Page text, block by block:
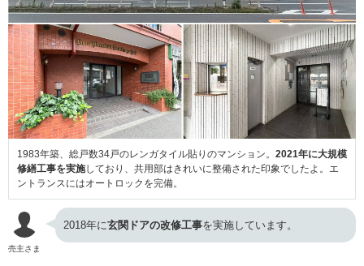
1983年築、総戸数34戸のレンガタイル貼りのマンション。 2021年に大規模
修繕工事を実施しており、共用部はきれいに整備された印象でしたよ。エ
ントランスにはオートロックを完備。
売主さま
2018年に玄関ドアの改修工事を実施しています。